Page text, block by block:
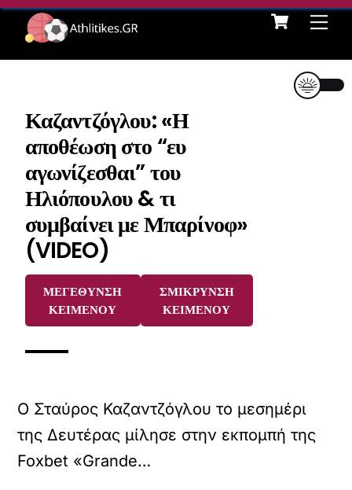
Skip
content
Cart
Καζαντζόγλου: «Η
αποθέωση στο “ευ
αγωνίζεσθαι” του
Ηλιόπουλου & τι
συμβαίνει με Μπαρίνοφ»
(VIDEO)
ΜΕΓΕΘΥΝΣΗ
ΚΕΙΜΕΝΟΥ
ΣΜΙΚΡΥΝΣΗ
ΚΕΙΜΕΝΟΥ
Ο Σταύρος Καζαντζόγλου το μεσημέρι
της Δευτέρας μίλησε στην εκπομπή της
Foxbet «Grande…